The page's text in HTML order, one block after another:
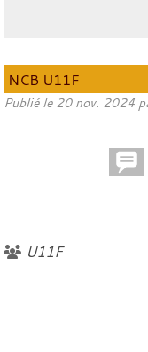
NCB U11F
Publié le 20 nov. 2024
U11F